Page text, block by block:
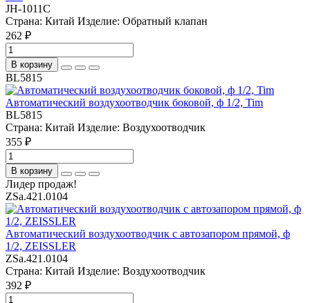
JH-1011C
Страна: Китай Изделие: Обратный клапан
262 ₽
В корзину
BL5815
Автоматический воздухоотводчик боковой, ф 1/2, Tim
BL5815
Страна: Китай Изделие: Воздухоотводчик
355 ₽
В корзину
Лидер продаж!
ZSa.421.0104
Автоматический воздухоотводчик с автозапором прямой, ф
1/2, ZEISSLER
ZSa.421.0104
Страна: Китай Изделие: Воздухоотводчик
392 ₽